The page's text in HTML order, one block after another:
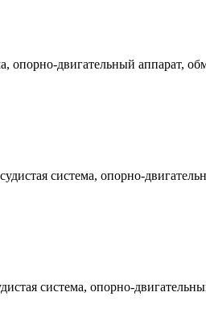
опорно-двигательный аппарат,
система, опорно-
система, опорно-